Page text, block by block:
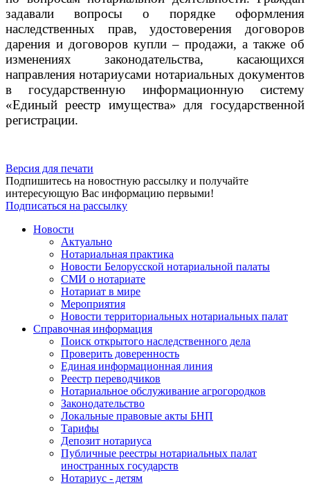
задавали вопросы о порядке оформления
наследственных прав, удостоверения договоров
дарения и договоров купли – продажи, а также об
изменениях законодательства, касающихся
направления нотариусами нотариальных документов
в государственную информационную систему
«Единый реестр имущества» для государственной
регистрации.
Версия для печати
Подпишитесь на новостную рассылку и получайте
интересующую Вас информацию первыми!
Подписаться на рассылку
Новости
Актуально
Нотариальная практика
Новости Белорусской нотариальной палаты
СМИ о нотариате
Нотариат в мире
Мероприятия
Новости территориальных нотариальных палат
Справочная информация
Поиск открытого наследственного дела
Проверить доверенность
Единая информационная линия
Реестр переводчиков
Нотариальное обслуживание агрогородков
Законодательство
Локальные правовые акты БНП
Тарифы
Депозит нотариуса
Публичные реестры нотариальных палат
иностранных государств
Нотариус - детям